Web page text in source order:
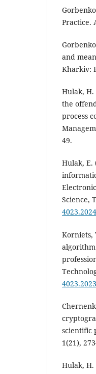
Practice.
and
Kharkiv:
Hulak, H.
the
process
49.
Hulak, E.
Science,
Korniets,
scientific
1(21),
Hulak, H.